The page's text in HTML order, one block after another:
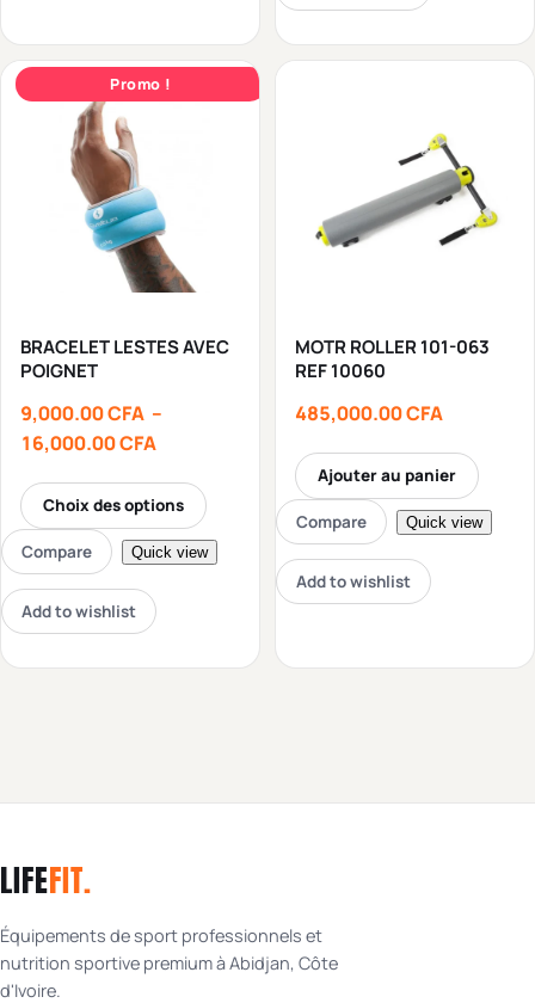
Promo !
BRACELET LESTES AVEC
POIGNET
9,000.00CFA –
16,000.00CFA
Choix des options
Compare Quick view
Add to wishlist
MOTR ROLLER 101-063
REF 10060
485,000.00CFA
Ajouter au panier
Compare Quick view
Add to wishlist
LIFEFIT.
Équipements de sport professionnels et
nutrition sportive premium à Abidjan, Côte
d'Ivoire.